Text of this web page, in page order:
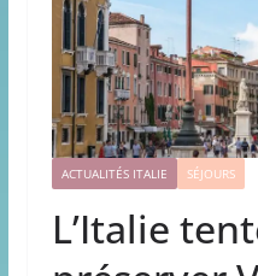
ACTUALITÉS ITALIE SÉJOURS
L’Italie